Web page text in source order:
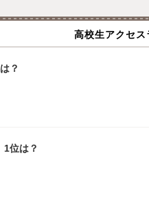
高校生アクセス
？
位は？